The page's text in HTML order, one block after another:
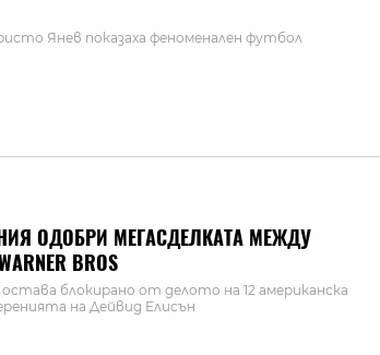
Янев показаха феноменален футбол
ОДОБРИ МЕГАСДЕЛКАТА МЕЖДУ
BROS
блокирано от делото на 12 американска
на Дейвид Елисън